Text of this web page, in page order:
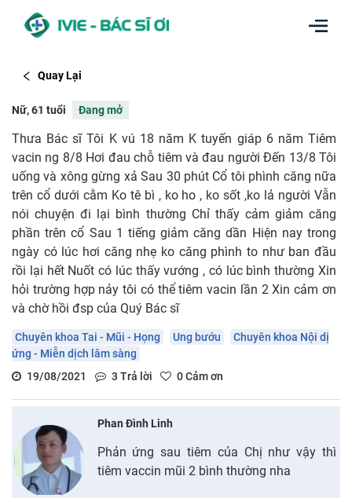
Quay Lại
Nữ, 61 tuổi Đang mở
Thưa Bác sĩ Tôi K vú 18 năm K tuyến giáp 6 năm Tiêm
vacin ng 8/8 Hơi đau chỗ tiêm và đau người Đến 13/8 Tôi
uống và xông gừng xả Sau 30 phút Cổ tôi phình căng nữa
trên cổ dưới cằm Ko tê bì , ko ho , ko sốt ,ko lả người Vẫn
nói chuyện đi lại bình thường Chỉ thấy cảm giảm căng
phần trên cổ Sau 1 tiếng giảm căng dần Hiện nay trong
ngày có lúc hơi căng nhẹ ko căng phình to như ban đầu
rồi lại hết Nuốt có lúc thấy vướng , có lúc bình thường Xin
hỏi trường hợp nảy tôi có thể tiêm vacin lần 2 Xin cảm ơn
và chờ hồi đsp của Quý Bác sĩ
Chuyên khoa Tai - Mũi - Họng Ung bướu
Chuyên khoa Nội dị
ứng - Miễn dịch lâm sàng
19/08/2021
3 Trả lời 0Cảm ơn
Phan Đình Linh
Phản ứng sau tiêm của Chị như vậy thì
tiêm vaccin mũi 2 bình thường nha